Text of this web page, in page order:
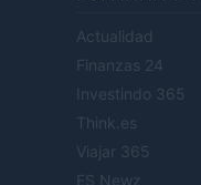
Actualidad
Finanzas 24
Investindo 365
Think.es
Viajar 365
ES Newz